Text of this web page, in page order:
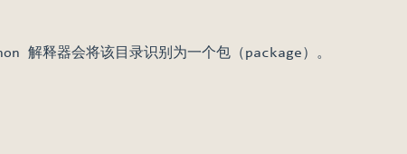
解释器会将该目录识别为一个包（package）。